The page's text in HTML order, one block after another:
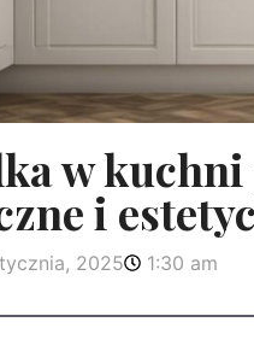
w
i
2025 1:30 am